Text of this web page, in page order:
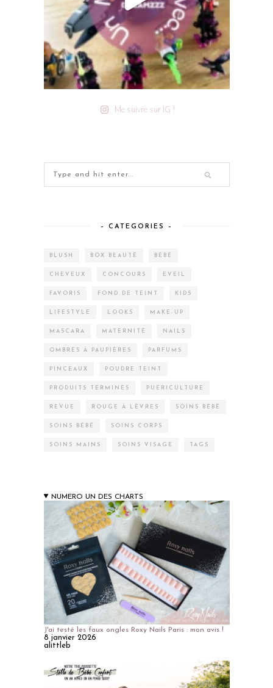
Me suivre sur IG !
– CATEGORIES –
BLUSH BOX BEAUTÉ BÉBÉ
CHEVEUX CONCOURS EVEIL
FAVORIS FOND DE TEINT KIDS
LIFESTYLE LOOKS MAKE-UP
MASCARA MATERNITÉ NAILS
OMBRES À PAUPIÈRES PARFUMS
PINCEAUX POUDRE TEINT
PRODUITS TERMINÉS PUÉRICULTURE
REVUE ROUGE À LÈVRES SOINS BÉBÉ
SOINS BÉBÉ SOINS CORPS
SOINS MAINS SOINS VISAGE TAGS
NUMERO UN DES CHARTS
J'ai testé les faux ongles Roxy Nails Paris : mon avis !
8 janvier 2026
alittleb